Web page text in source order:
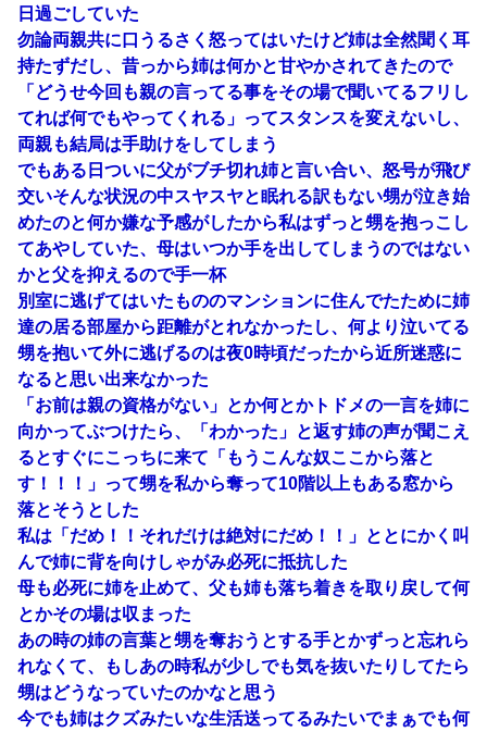
日過ごしていた
勿論両親共に口うるさく怒ってはいたけど姉は全然聞く耳
持たずだし、昔っから姉は何かと甘やかされてきたので
「どうせ今回も親の言ってる事をその場で聞いてるフリし
てれば何でもやってくれる」ってスタンスを変えないし、
両親も結局は手助けをしてしまう
でもある日ついに父がブチ切れ姉と言い合い、怒号が飛び
交いそんな状況の中スヤスヤと眠れる訳もない甥が泣き始
めたのと何か嫌な予感がしたから私はずっと甥を抱っこし
てあやしていた、母はいつか手を出してしまうのではない
かと父を抑えるので手一杯
別室に逃げてはいたもののマンションに住んでたために姉
達の居る部屋から距離がとれなかったし、何より泣いてる
甥を抱いて外に逃げるのは夜0時頃だったから近所迷惑に
なると思い出来なかった
「お前は親の資格がない」とか何とかトドメの一言を姉に
向かってぶつけたら、「わかった」と返す姉の声が聞こえ
るとすぐにこっちに来て「もうこんな奴ここから落と
す！！！」って甥を私から奪って10階以上もある窓から
落とそうとした
私は「だめ！！それだけは絶対にだめ！！」ととにかく叫
んで姉に背を向けしゃがみ必死に抵抗した
母も必死に姉を止めて、父も姉も落ち着きを取り戻して何
とかその場は収まった
あの時の姉の言葉と甥を奪おうとする手とかずっと忘れら
れなくて、もしあの時私が少しでも気を抜いたりしてたら
甥はどうなっていたのかなと思う
今でも姉はクズみたいな生活送ってるみたいでまぁでも何